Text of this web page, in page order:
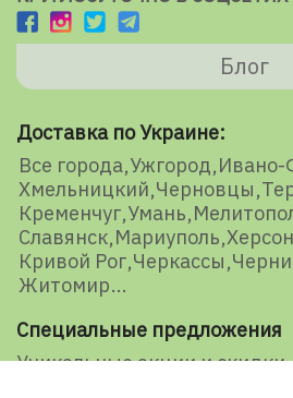
Блог
Доставка по Украине:
Все города Ужгород Ивано-
Хмельницкий Черновцы
Кременчуг Умань
Славянск Мариуполь Херсон
Кривой Рог Черкассы
Житомир
Специальные предложения
Уникальные акции и скидки